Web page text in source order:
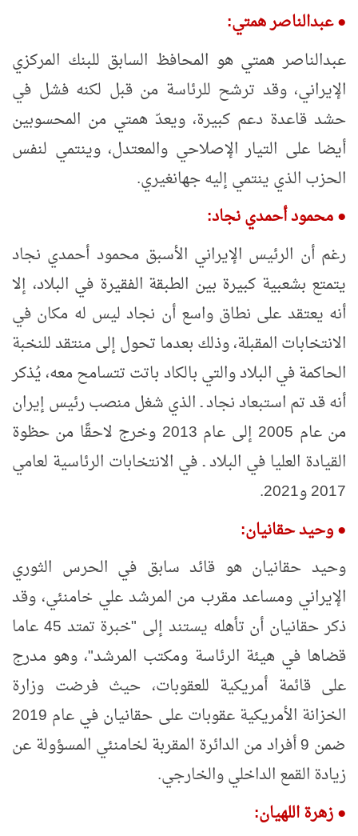
●عبدالناصر همتي:
عبدالناصر همتي هو المحافظ السابق للبنك المركزي
الإيراني، وقد ترشح للرئاسة من قبل لكنه فشل في
حشد قاعدة دعم كبيرة، ويعدّ همتي من المحسوبين
أيضا على التيار الإصلاحي والمعتدل، وينتمي لنفس
الحزب الذي ينتمي إليه جهانغيري.
●محمود أحمدي نجاد:
رغم أن الرئيس الإيراني الأسبق محمود أحمدي نجاد
يتمتع بشعبية كبيرة بين الطبقة الفقيرة في البلاد، إلا
أنه يعتقد على نطاق واسع أن نجاد ليس له مكان في
الانتخابات المقبلة، وذلك بعدما تحول إلى منتقد للنخبة
الحاكمة في البلاد والتي بالكاد باتت تتسامح معه، يُذكر
أنه قد تم استبعاد نجاد ـ الذي شغل منصب رئيس إيران
من عام 2005 إلى عام 2013 وخرج لاحقًا من حظوة
القيادة العليا في البلاد ـ في الانتخابات الرئاسية لعامي
2017 و2021.
●وحيد حقانيان:
وحيد حقانيان هو قائد سابق في الحرس الثوري
الإيراني ومساعد مقرب من المرشد علي خامنئي، وقد
ذكر حقانيان أن تأهله يستند إلى "خبرة تمتد 45 عاما
قضاها في هيئة الرئاسة ومكتب المرشد"، وهو مدرج
على قائمة أمريكية للعقوبات، حيث فرضت وزارة
الخزانة الأمريكية عقوبات على حقانيان في عام 2019
ضمن 9 أفراد من الدائرة المقربة لخامنئي المسؤولة عن
زيادة القمع الداخلي والخارجي.
●زهرة اللهيان: